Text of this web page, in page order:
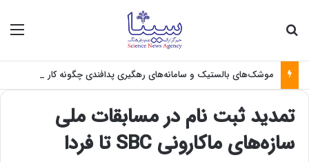
تمدید ثبت نام در مسابقات ملی
سازه‌های ماکارونی SBC تا فردا